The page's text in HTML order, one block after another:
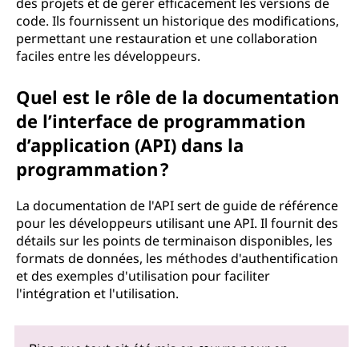
code. Ils fournissent un historique des modifications,
permettant une restauration et une collaboration
faciles entre les développeurs.
Quel est le rôle de la documentation
de l’interface de programmation
d’application (API) dans la
programmation ?
La documentation de l'API sert de guide de référence
pour les développeurs utilisant une API. Il fournit des
détails sur les points de terminaison disponibles, les
formats de données, les méthodes d'authentification
et des exemples d'utilisation pour faciliter
l'intégration et l'utilisation.